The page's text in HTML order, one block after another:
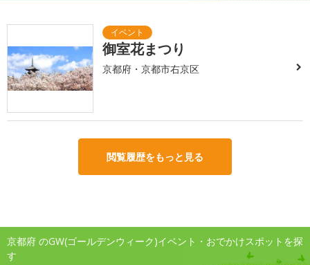
御室花まつり
京都府・京都市右京区
閲覧履歴をもっと見る
京都府 のGW(ゴールデンウィーク)イベント・おでかけスポットを探
す